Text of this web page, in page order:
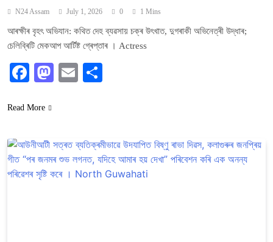
N24 Assam July 1, 2026 0 1 Mins
আৰক্ষীৰ বৃহৎ অভিযান: কথিত দেহ ব্যৱসায় চক্ৰ উৎখাত, দুগৰাকী অভিনেত্ৰী উদ্ধাৰ;
চেলিব্ৰিটি মেকআপ আৰ্টিষ্ট গ্ৰেপ্তাৰ । Actress
Facebook
Mastodon
Email
Read More